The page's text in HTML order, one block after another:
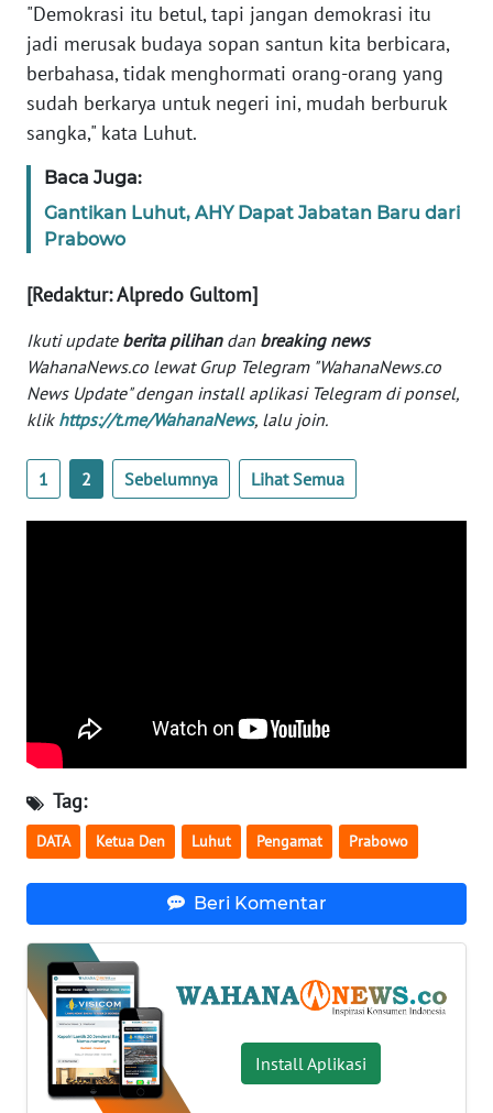
"Demokrasi itu betul, tapi jangan demokrasi itu
jadi merusak budaya sopan santun kita berbicara,
berbahasa, tidak menghormati orang-orang yang
sudah berkarya untuk negeri ini, mudah berburuk
sangka," kata Luhut.
Baca Juga:
Gantikan Luhut, AHY Dapat Jabatan Baru dari
Prabowo
[Redaktur: Alpredo Gultom]
Ikuti update berita pilihandan breaking news
WahanaNews.co lewat Grup Telegram "WahanaNews.co
News Update" dengan install aplikasi Telegram di ponsel,
klik https://t.me/WahanaNews, lalu join.
1 2 Sebelumnya Lihat Semua
Tag:
DATA Ketua Den Luhut Pengamat Prabowo
Beri Komentar
Install Aplikasi
KONTAK
KAMI
INFO
TENTANG
SIBER
REDAKSI
KARIR
DISCLAIMER
JAKARTA
WN
JABAR
WN
WN
NTT
WN
KEPRI